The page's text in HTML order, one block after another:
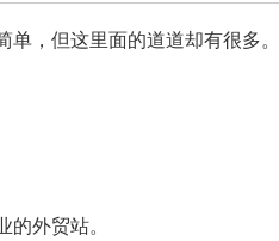
，但这里面的道道却有很多。
外贸站。